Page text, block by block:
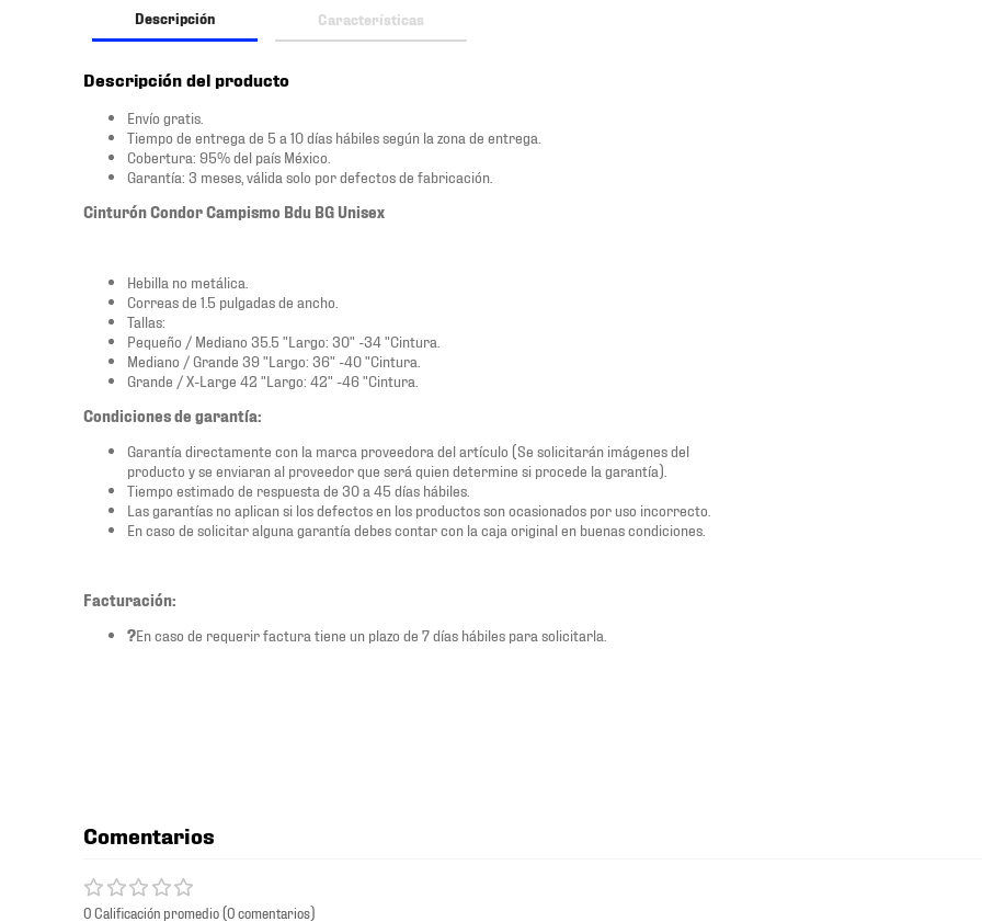
Descripción Características
Descripción del producto
Envío gratis.
Tiempo de entrega de 5 a 10 días hábiles según la zona de entrega.
Cobertura: 95% del país México.
Garantía: 3 meses, válida solo por defectos de fabricación.
Cinturón Condor Campismo Bdu BG Unisex
Hebilla no metálica.
Correas de 1.5 pulgadas de ancho.
Tallas:
Pequeño / Mediano 35.5 "Largo: 30" -34 "Cintura.
Mediano / Grande 39 "Largo: 36" -40 "Cintura.
Grande / X-Large 42 "Largo: 42" -46 "Cintura.
Condiciones de garantía:
Garantía directamente con la marca proveedora del artículo (Se solicitarán imágenes del
producto y se enviaran al proveedor que será quien determine si procede la garantía).
Tiempo estimado de respuesta de 30 a 45 días hábiles.
Las garantías no aplican si los defectos en los productos son ocasionados por uso incorrecto.
En caso de solicitar alguna garantía debes contar con la caja original en buenas condiciones.
Facturación:
?En caso de requerir factura tiene un plazo de 7 días hábiles para solicitarla.
Comentarios
0 Calificación promedio(0 comentarios)